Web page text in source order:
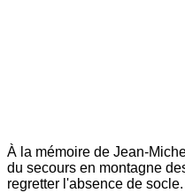
À la mémoire de Jean-
du secours en montagne
regretter l'absence de socle.